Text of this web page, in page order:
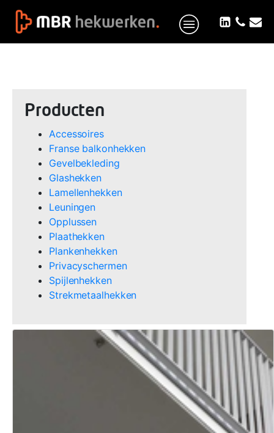
Producten
Accessoires
Franse balkonhekken
Gevelbekleding
Glashekken
Lamellenhekken
Leuningen
Opplussen
Plaathekken
Plankenhekken
Privacyschermen
Spijlenhekken
Strekmetaalhekken